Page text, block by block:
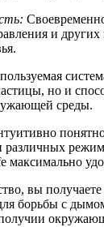
и
но и
среды.
различных
максимально
вы
борьбы с